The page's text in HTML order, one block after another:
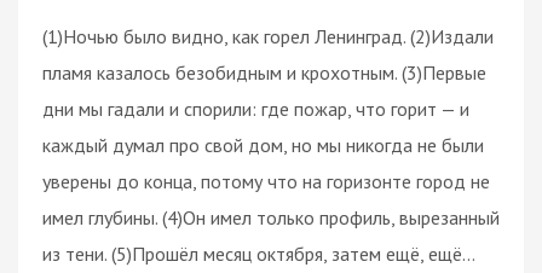
(1)Ночью было видно, как горел Ленинград. (2)Издали
пламя казалось безобидным и крохотным. (3)Первые
дни мы гадали и спорили: где пожар, что горит — и
каждый думал про свой дом, но мы никогда не были
уверены до конца, потому что на горизонте город не
имел глубины. (4)Он имел только профиль, вырезанный
из тени. (5)Прошёл месяц октября, затем ещё, ещё…